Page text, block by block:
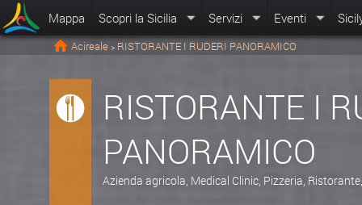
Mappa Scopri la Sicilia Servizi Eventi
Acireale > RISTORANTE I RUDERI PANORAMICO
RISTORANTE I
PANORAMICO
Azienda agricola, Medical Clinic, Pizzeria,